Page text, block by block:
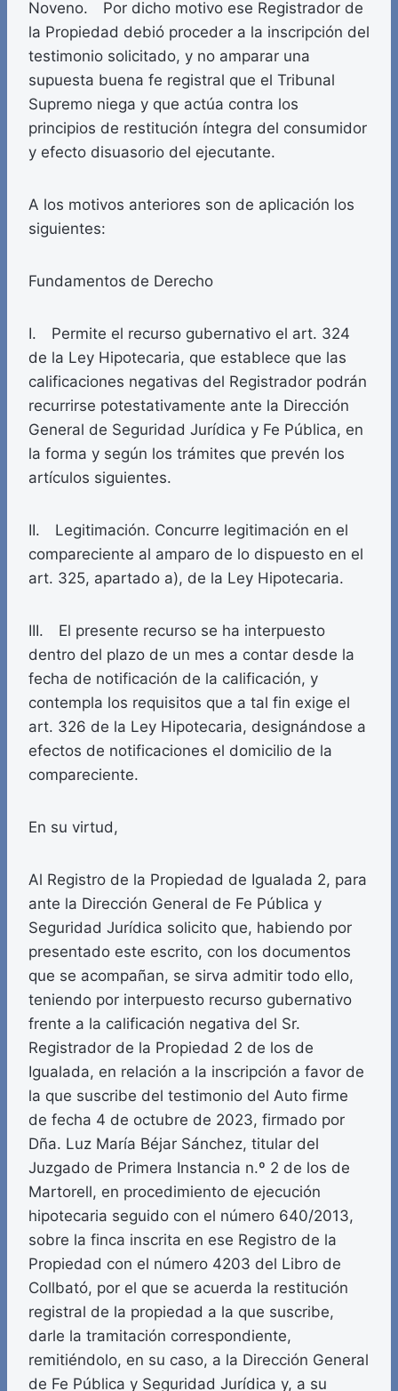
Noveno. Por dicho motivo ese Registrador de
la Propiedad debió proceder a la inscripción del
testimonio solicitado, y no amparar una
supuesta buena fe registral que el Tribunal
Supremo niega y que actúa contra los
principios de restitución íntegra del consumidor
y efecto disuasorio del ejecutante.
A los motivos anteriores son de aplicación los
siguientes:
Fundamentos de Derecho
I. Permite el recurso gubernativo el art. 324
de la Ley Hipotecaria, que establece que las
calificaciones negativas del Registrador podrán
recurrirse potestativamente ante la Dirección
General de Seguridad Jurídica y Fe Pública, en
la forma y según los trámites que prevén los
artículos siguientes.
II. Legitimación. Concurre legitimación en el
compareciente al amparo de lo dispuesto en el
art. 325, apartado a), de la Ley Hipotecaria.
III. El presente recurso se ha interpuesto
dentro del plazo de un mes a contar desde la
fecha de notificación de la calificación, y
contempla los requisitos que a tal fin exige el
art. 326 de la Ley Hipotecaria, designándose a
efectos de notificaciones el domicilio de la
compareciente.
En su virtud,
Al Registro de la Propiedad de Igualada 2, para
ante la Dirección General de Fe Pública y
Seguridad Jurídica solicito que, habiendo por
presentado este escrito, con los documentos
que se acompañan, se sirva admitir todo ello,
teniendo por interpuesto recurso gubernativo
frente a la calificación negativa del Sr.
Registrador de la Propiedad 2 de los de
Igualada, en relación a la inscripción a favor de
la que suscribe del testimonio del Auto firme
de fecha 4 de octubre de 2023, firmado por
Dña. Luz María Béjar Sánchez, titular del
Juzgado de Primera Instancia n.º 2 de los de
Martorell, en procedimiento de ejecución
hipotecaria seguido con el número 640/2013,
sobre la finca inscrita en ese Registro de la
Propiedad con el número 4203 del Libro de
Collbató, por el que se acuerda la restitución
registral de la propiedad a la que suscribe,
darle la tramitación correspondiente,
remitiéndolo, en su caso, a la Dirección General
de Fe Pública y Seguridad Jurídica y, a su